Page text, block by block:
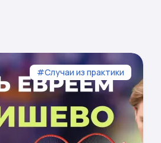
#Случаи из практики